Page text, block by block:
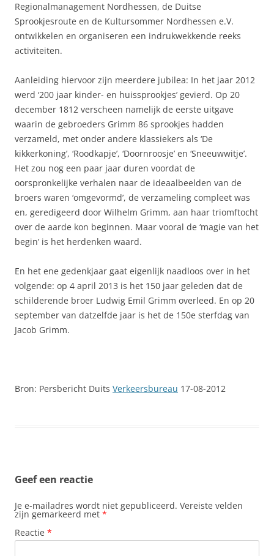
Regionalmanagement Nordhessen, de Duitse
Sprookjesroute en de Kultursommer Nordhessen e.V.
ontwikkelen en organiseren een indrukwekkende reeks
activiteiten.
Aanleiding hiervoor zijn meerdere jubilea: In het jaar 2012
werd ‘200 jaar kinder- en huissprookjes’ gevierd. Op 20
december 1812 verscheen namelijk de eerste uitgave
waarin de gebroeders Grimm 86 sprookjes hadden
verzameld, met onder andere klassiekers als ‘De
kikkerkoning’, ‘Roodkapje’, ‘Doornroosje’ en ‘Sneeuwwitje’.
Het zou nog een paar jaar duren voordat de
oorspronkelijke verhalen naar de ideaalbeelden van de
broers waren ‘omgevormd’, de verzameling compleet was
en, geredigeerd door Wilhelm Grimm, aan haar triomftocht
over de aarde kon beginnen. Maar vooral de ‘magie van het
begin’ is het herdenken waard.
En het ene gedenkjaar gaat eigenlijk naadloos over in het
volgende: op 4 april 2013 is het 150 jaar geleden dat de
schilderende broer Ludwig Emil Grimm overleed. En op 20
september van datzelfde jaar is het de 150e sterfdag van
Jacob Grimm.
Bron: Persbericht Duits Verkeersbureau 17-08-2012
Geef een reactie
Je e-mailadres wordt niet gepubliceerd. Vereiste velden
zijn gemarkeerd met *
Reactie *